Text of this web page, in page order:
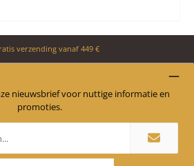
verzending vanaf 449 €
nieuwsbrief voor nuttige informatie en
promoties.